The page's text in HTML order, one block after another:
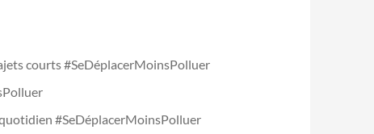
courts #SeDéplacerMoinsPolluer
#SeDéplacerMoinsPolluer